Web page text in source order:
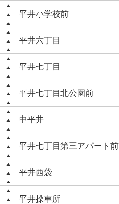
平井小学校前
平井六丁目
平井七丁目
平井七丁目北公園前
中平井
平井七丁目第三アパート前
平井西袋
平井操車所